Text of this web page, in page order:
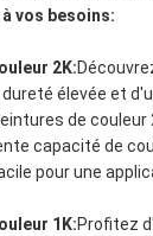
vos besoins:
2K:
élevée et
de couleur
capacité de
pour une
1K:Profitez